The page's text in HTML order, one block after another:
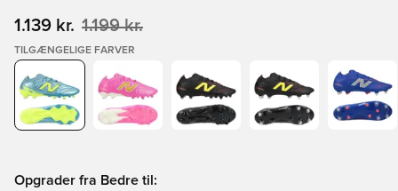
1.139 kr. 1.199 kr.
TILGÆNGELIGE FARVER
Opgrader fra Bedre til: